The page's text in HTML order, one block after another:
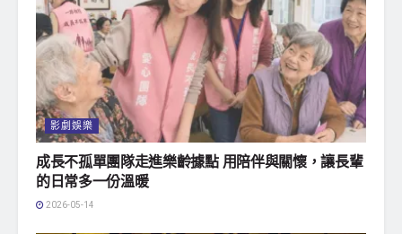
影劇娛樂
成長不孤單團隊走進樂齡據點 用陪伴與關懷，讓長輩
的日常多一份溫暖
2026-05-14